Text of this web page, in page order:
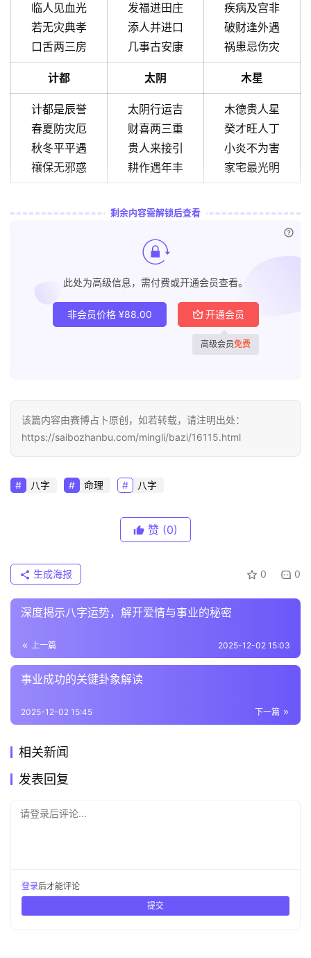
临人见血光
若无灾典孝
口舌两三房
发福进田庄
添人并进口
几事古安康
疾病及宫非
破财逢外遇
祸患忌伤灾
计都 太阴 木星
计都是辰誉
春夏防灾厄
秋冬平平遇
禳保无邪惑
太阴行运吉
财喜两三重
贵人来接引
耕作遇年丰
木德贵人星
癸才旺人丁
小炎不为害
家宅最光明
剩余内容需解锁后查看
此处为高级信息，需付费或开通会员查看。
非会员价格 ¥88.00 开通会员
高级会员免费
该篇内容由赛博占卜原创，如若转载，请注明出处：
https://saibozhanbu.com/mingli/bazi/16115.html
八字 命理 八字
赞 (0)
0 0
生成海报
深度揭示八字运势，解开爱情与事业的秘密
上一篇 2025-12-02 15:03
事业成功的关键卦象解读
下一篇
2025-12-02 15:45
相关新闻
发表回复
请登录后评论...
登录后才能评论
提交